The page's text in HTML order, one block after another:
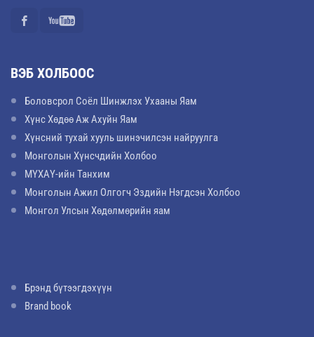
ВЭБ ХОЛБООС
Боловсрол Соёл Шинжлэх Ухааны Яам
Хүнс Хөдөө Аж Ахуйн Яам
Хүнсний тухай хууль шинэчилсэн найруулга
Монголын Хүнсчдийн Холбоо
МҮХАҮ-ийн Танхим
Монголын Ажил Олгогч Эздийн Нэгдсэн Холбоо
Монгол Улсын Хөдөлмөрийн яам
Брэнд бүтээгдэхүүн
Brand book